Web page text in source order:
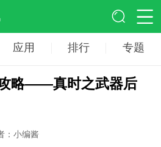
应用 排行 专题
攻略——真时之武器后
：小编酱